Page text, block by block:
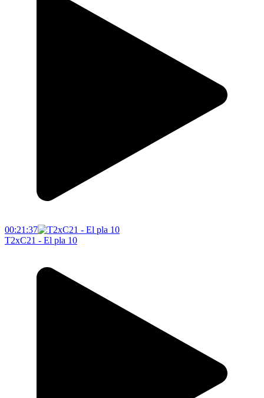
00:21:37
T2xC21 - El pla 10